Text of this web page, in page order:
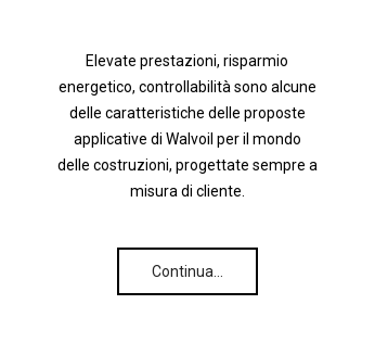
Elevate prestazioni, risparmio
energetico, controllabilità sono alcune
delle caratteristiche delle proposte
applicative di Walvoil per il mondo
delle costruzioni, progettate sempre a
misura di cliente.
Continua…